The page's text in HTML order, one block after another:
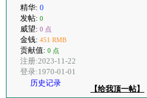
精华: 0
发帖: 0
威望: 0 点
金钱: 451 RMB
贡献值: 0 点
注册:2023-11-22
登录:1970-01-01
历史记录
【给我顶一帖】